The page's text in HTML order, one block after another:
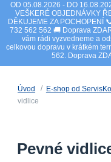
OD 05.08.2026 - DO
VEŠKERÉ OBJEDNÁVKY
DĚKUJEME ZA POCHOPENÍ
732 562 562 🚚 Doprava
vám rádi vyzvedneme a
celkovou dopravu v krátkém
562. Doprava
Úvod E-shop od
vidlice
Pevné